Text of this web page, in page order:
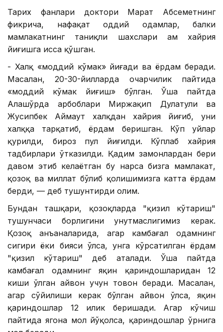
Тарих фанлари доктори Марат Абсеметнинг
фикрича, нафақат оддий одамлар, балки
мамлакатнинг таниқли шахслари ҳам хайрия
йиғишга ҳисса қўшган.
- Халқ «моддий кўмак» йиғади ва ёрдам беради.
Масалан, 20-30-йилларда очарчилик пайтида
«моддий кўмак йиғиш» бўлган. Ўша пайтда
Алашўрда арбоблари Миржақип Дулатули ва
Жусипбек Аймаут халқдан хайрия йиғиб, уни
халққа тарқатиб, ёрдам беришган. Кўп уйлар
қурилди, бироз пул йиғилди. Кўплаб хайрия
тадбирлари ўтказилди. Қадим замонлардан бери
давом этиб келаётган бу нарса бизга мамлакат,
қозоқ ва миллат бўлиб қолишимизга катта ёрдам
берди, — деб тушунтирди олим.
Бундан ташқари, қозоқларда "қизил кўтариш"
тушунчаси борлигини унутмаслигимиз керак.
Қозоқ анъаналарида, агар камбағал одамнинг
сигири ёки бияси ўлса, унга кўрсатилган ёрдам
"қизил кўтариш" деб аталади. Ўша пайтда
камбағал одамнинг яқин қариндошларидан 12
киши ўлган ҳайвон учун товон беради. Масалан,
агар сўйилиши керак бўлган ҳайвон ўлса, яқин
қариндошлар 12 илик беришади. Агар кўчиш
пайтида ягона мол йўқолса, қариндошлар ўрнига